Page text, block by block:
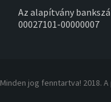
Az alapítvány
00027101-00000007
Minden jog fenntartva! 2018.